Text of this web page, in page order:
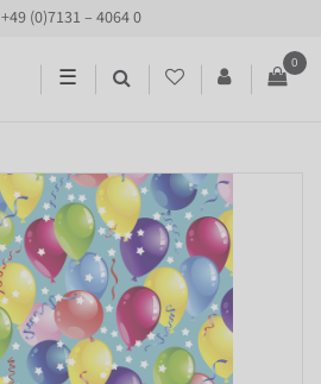
+49 (0)7131 – 4064 0
☰
0